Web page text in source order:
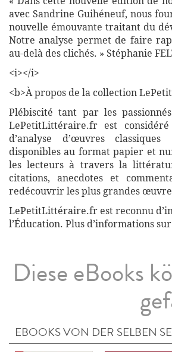
avec Sandrine Guihéneuf, nous
nouvelle émouvante traitant du
Notre analyse permet de faire
au-delà des clichés. » Stéphanie
<i></i>
<b>À propos de la collection
Plébiscité tant par les
LePetitLittéraire.fr est
d’analyse d’œuvres
disponibles au format papier et
les lecteurs à travers la
citations, anecdotes et
redécouvrir les plus grandes
LePetitLittéraire.fr est reconnu
l’Éducation. Plus d’informations
Diese eBooks
EBOOKS VON DER SELBEN